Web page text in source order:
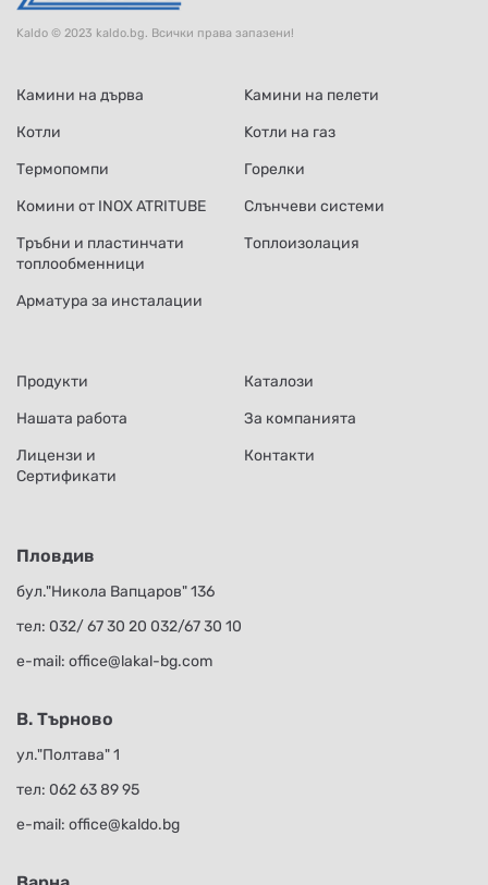
Kaldo © 2023 kaldo.bg. Всички права запазени!
Камини на дърва
Kамини на пелети
Котли
Kотли на газ
Термопомпи
Горелки
Комини от INOX ATRITUBE
Слънчеви системи
Тръбни и пластинчати
топлообменници
Топлоизолация
Арматура за инсталации
Продукти
Каталози
Нашата работа
За компанията
Лицензи и
Сертификати
Контакти
Пловдив
бул."Никола Вапцаров" 136
тел: 032/ 67 30 20 032/67 30 10
е-mail: office@lakal-bg.com
В. Търново
ул."Полтава" 1
тел: 062 63 89 95
е-mail: office@kaldo.bg